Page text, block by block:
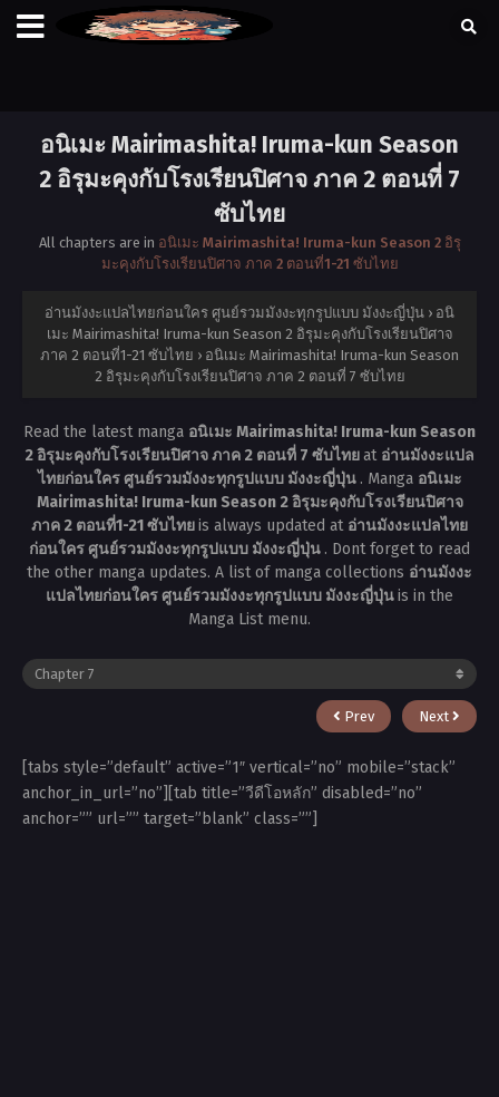
อนิเมะ Mairimashita! Iruma-kun Season
2 อิรุมะคุงกับโรงเรียนปิศาจ ภาค 2 ตอนที่ 7
ซับไทย
All chapters are in อนิเมะ Mairimashita! Iruma-kun Season 2 อิรุ
มะคุงกับโรงเรียนปิศาจ ภาค 2 ตอนที่1-21 ซับไทย
อ่านมังงะแปลไทยก่อนใคร ศูนย์รวมมังงะทุกรูปแบบ มังงะญี่ปุ่น › อนิ
เมะ Mairimashita! Iruma-kun Season 2 อิรุมะคุงกับโรงเรียนปิศาจ
ภาค 2 ตอนที่1-21 ซับไทย › อนิเมะ Mairimashita! Iruma-kun Season
2 อิรุมะคุงกับโรงเรียนปิศาจ ภาค 2 ตอนที่ 7 ซับไทย
Read the latest manga อนิเมะ Mairimashita! Iruma-kun Season
2 อิรุมะคุงกับโรงเรียนปิศาจ ภาค 2 ตอนที่ 7 ซับไทยat อ่านมังงะแปล
ไทยก่อนใคร ศูนย์รวมมังงะทุกรูปแบบ มังงะญี่ปุ่น . Manga อนิเมะ
Mairimashita! Iruma-kun Season 2 อิรุมะคุงกับโรงเรียนปิศาจ
ภาค 2 ตอนที่1-21 ซับไทยis always updated at อ่านมังงะแปลไทย
ก่อนใคร ศูนย์รวมมังงะทุกรูปแบบ มังงะญี่ปุ่น . Dont forget to read
the other manga updates. A list of manga collections อ่านมังงะ
แปลไทยก่อนใคร ศูนย์รวมมังงะทุกรูปแบบ มังงะญี่ปุ่นis in the
Manga List menu.
Prev Next
[tabs style=”default” active=”1″ vertical=”no” mobile=”stack”
anchor_in_url=”no”][tab title=”วีดีโอหลัก” disabled=”no”
anchor=”” url=”” target=”blank” class=””]